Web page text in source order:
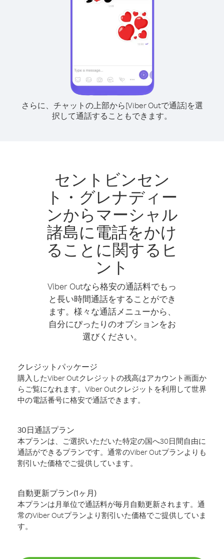
さらに、チャットの上部から[Viber Outで通話]を選
択して通話することもできます。
セントビンセン
ト・グレナディー
ンからマーシャル
諸島に電話をかけ
ることに関するヒ
ント
Viber Outなら格安の通話料でもっ
と長い時間通話をすることができ
ます。様々な通話メニューから、
自分にぴったりのオプションをお
選びください。
クレジットパッケージ
購入したViber Outクレジットの残高はアカウント画面か
らご覧になれます。Viber Outクレジットを利用して世界
中の電話番号に格安で通話できます。
30日通話プラン
本プランは、ご選択いただいた特定の国へ30日間自由に
通話ができるプランです。通常のViber Outプランよりも
割引いた価格でご提供しています。
自動更新プラン(1ヶ月)
本プランは月単位で通話料が毎月自動更新されます。通
常のViber Outプランより割引いた価格でご提供していま
す。